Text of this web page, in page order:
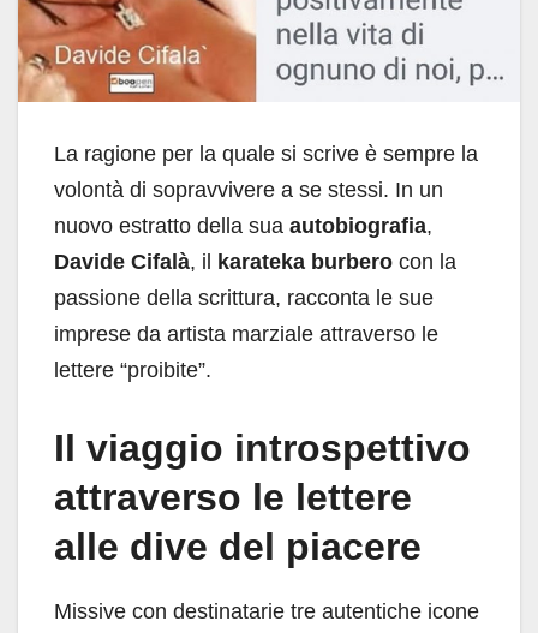
La ragione per la quale si scrive è sempre la
volontà di sopravvivere a se stessi. In un
nuovo estratto della sua autobiografia,
Davide Cifalà, il karateka burbero con la
passione della scrittura, racconta le sue
imprese da artista marziale attraverso le
lettere “proibite”.
Il viaggio introspettivo
attraverso le lettere
alle dive del piacere
Missive con destinatarie tre autentiche icone